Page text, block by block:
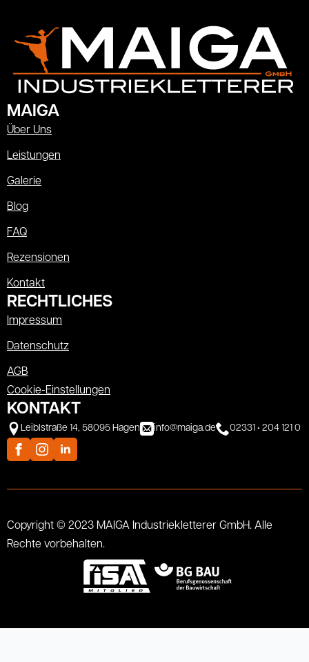
MAIGA
Über Uns
Leistungen
Galerie
Blog
FAQ
Rezensionen
Kontakt
RECHTLICHES
Impressum
Datenschutz
AGB
Cookie-Einstellungen
KONTAKT
Leiblstraße 14, 58095 Hagen info@maiga.de 02331 • 204 121 0
Copyright © 2023 MAIGA Industriekletterer GmbH. Alle
Rechte vorbehalten.